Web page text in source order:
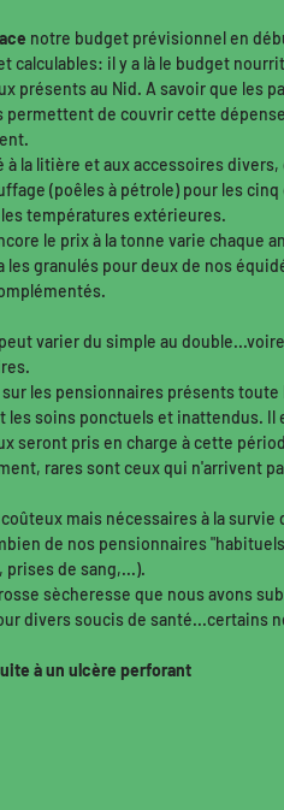
notre budget prévisionnel en
calculables: il y a là le budget
présents au Nid. A savoir que les
permettent de couvrir cette
à la litière et aux accessoires
(poêles à pétrole) pour les
températures extérieures.
le prix à la tonne varie chaque
les granulés pour deux de nos
varier du simple au
les pensionnaires présents
les soins ponctuels et inattendus.
seront pris en charge à cette
rares sont ceux qui n'arrivent
mais nécessaires à la survie
de nos pensionnaires
de sang,...).
sècheresse que nous avons
divers soucis de santé...certains
à un ulcère perforant